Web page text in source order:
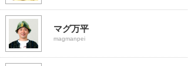
マグ万平
magmanpei